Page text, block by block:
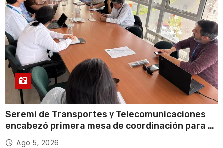
Seremi de Transportes y Telecomunicaciones
encabezó primera mesa de coordinación para el
retiro de cables en desuso en Iquique
Ago 5, 2026